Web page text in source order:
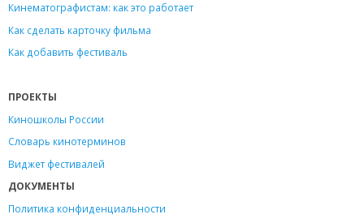
Кинематографистам: как это работает
Как сделать карточку фильма
Как добавить фестиваль
ПРОЕКТЫ
Киношколы России
Словарь кинотерминов
Виджет фестивалей
ДОКУМЕНТЫ
Политика конфиденциальности